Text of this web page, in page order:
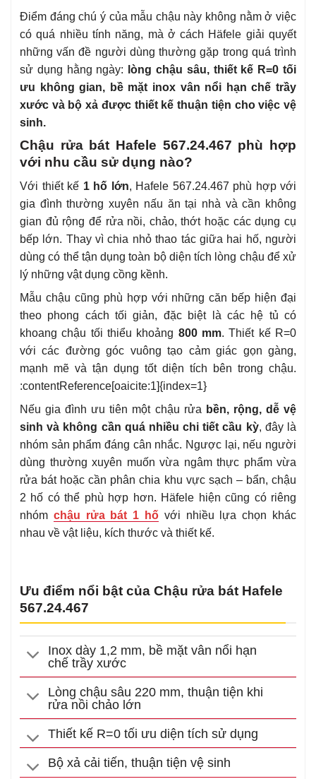
Điểm đáng chú ý của mẫu chậu này không nằm ở việc
có quá nhiều tính năng, mà ở cách Häfele giải quyết
những vấn đề người dùng thường gặp trong quá trình
sử dụng hằng ngày:
lòng chậu sâu, thiết kế R=0 tối
ưu không gian, bề mặt inox vân nổi hạn chế trầy
xước và bộ xả được thiết kế thuận tiện cho việc vệ
sinh.
Chậu rửa bát Hafele 567.24.467 phù hợp
với nhu cầu sử dụng nào?
Với thiết kế 1 hố lớn, Hafele 567.24.467 phù hợp với
gia đình thường xuyên nấu ăn tại nhà và cần không
gian đủ rộng để rửa nồi, chảo, thớt hoặc các dụng cụ
bếp lớn. Thay vì chia nhỏ thao tác giữa hai hố, người
dùng có thể tận dụng toàn bộ diện tích lòng chậu để xử
lý những vật dụng cồng kềnh.
Mẫu chậu cũng phù hợp với những căn bếp hiện đại
theo phong cách tối giản, đặc biệt là các hệ tủ có
khoang chậu tối thiểu khoảng 800 mm. Thiết kế R=0
với các đường góc vuông tạo cảm giác gọn gàng,
mạnh mẽ và tận dụng tốt diện tích bên trong chậu.
:contentReference[oaicite:1]{index=1}
Nếu gia đình ưu tiên một chậu rửa bền, rộng, dễ vệ
sinh và không cần quá nhiều chi tiết cầu kỳ, đây là
nhóm sản phẩm đáng cân nhắc. Ngược lại, nếu người
dùng thường xuyên muốn vừa ngâm thực phẩm vừa
rửa bát hoặc cần phân chia khu vực sạch – bẩn, chậu
2 hố có thể phù hợp hơn. Häfele hiện cũng có riêng
nhóm chậu rửa bát 1 hố với nhiều lựa chọn khác
nhau về vật liệu, kích thước và thiết kế.
Ưu điểm nổi bật của Chậu rửa bát Hafele
567.24.467
Inox dày 1,2 mm, bề mặt vân nổi hạn
chế trầy xước
Lòng chậu sâu 220 mm, thuận tiện khi
rửa nồi chảo lớn
Thiết kế R=0 tối ưu diện tích sử dụng
Bộ xả cải tiến, thuận tiện vệ sinh